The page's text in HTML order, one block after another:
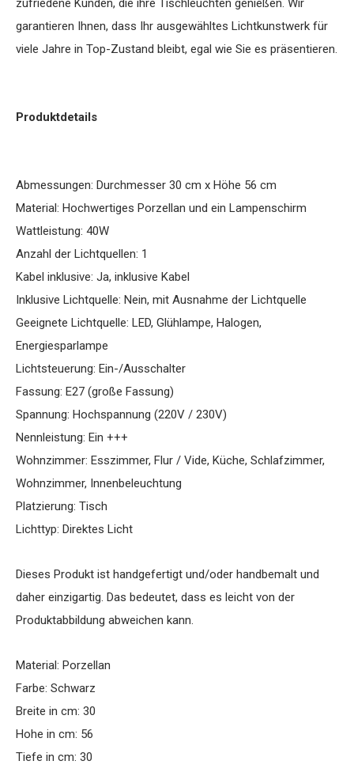
zufriedene Kunden, die ihre Tischleuchten genießen. Wir
garantieren Ihnen, dass Ihr ausgewähltes Lichtkunstwerk für
viele Jahre in Top-Zustand bleibt, egal wie Sie es präsentieren.
Produktdetails
Abmessungen: Durchmesser 30 cm x Höhe 56 cm
Material: Hochwertiges Porzellan und ein Lampenschirm
Wattleistung: 40W
Anzahl der Lichtquellen: 1
Kabel inklusive: Ja, inklusive Kabel
Inklusive Lichtquelle: Nein, mit Ausnahme der Lichtquelle
Geeignete Lichtquelle: LED, Glühlampe, Halogen,
Energiesparlampe
Lichtsteuerung: Ein-/Ausschalter
Fassung: E27 (große Fassung)
Spannung: Hochspannung (220V / 230V)
Nennleistung: Ein +++
Wohnzimmer: Esszimmer, Flur / Vide, Küche, Schlafzimmer,
Wohnzimmer, Innenbeleuchtung
Platzierung: Tisch
Lichttyp: Direktes Licht
Dieses Produkt ist handgefertigt und/oder handbemalt und
daher einzigartig. Das bedeutet, dass es leicht von der
Produktabbildung abweichen kann.
Material: Porzellan
Farbe: Schwarz
Breite in cm: 30
Hohe in cm: 56
Tiefe in cm: 30